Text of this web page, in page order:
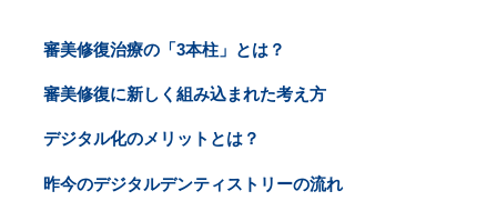
審美修復治療の「3本柱」とは？
審美修復に新しく組み込まれた考え方
デジタル化のメリットとは？
昨今のデジタルデンティストリーの流れ